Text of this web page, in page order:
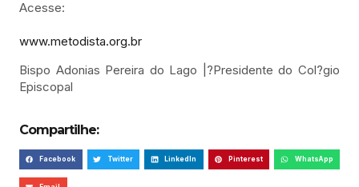
Acesse:
www.metodista.org.br
Bispo Adonias Pereira do Lago |?Presidente do Col?gio
Episcopal
Compartilhe:
Facebook Twitter LinkedIn Pinterest WhatsApp